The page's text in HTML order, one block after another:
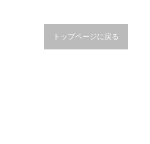
トップページに戻る